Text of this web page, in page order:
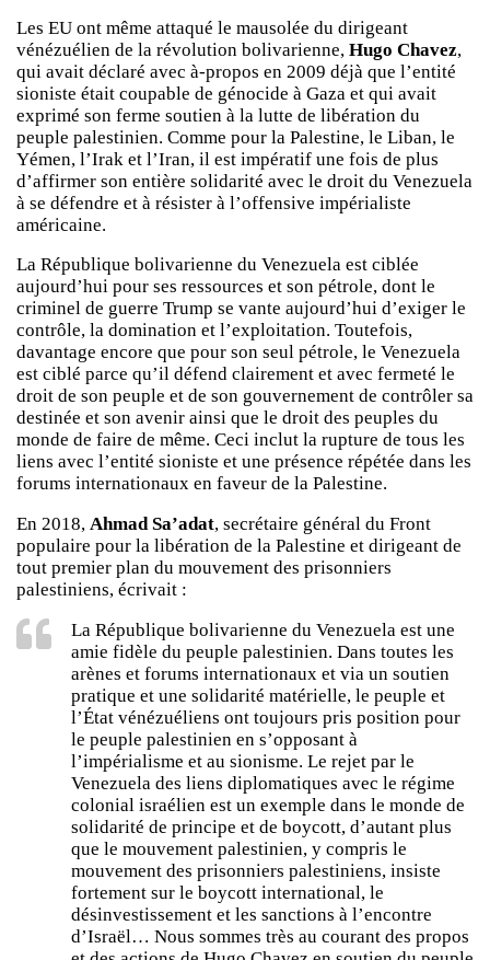
Les EU ont même attaqué le mausolée du dirigeant
vénézuélien de la révolution bolivarienne, Hugo Chavez,
qui avait déclaré avec à-propos en 2009 déjà que l’entité
sioniste était coupable de génocide à Gaza et qui avait
exprimé son ferme soutien à la lutte de libération du
peuple palestinien. Comme pour la Palestine, le Liban, le
Yémen, l’Irak et l’Iran, il est impératif une fois de plus
d’affirmer son entière solidarité avec le droit du Venezuela
à se défendre et à résister à l’offensive impérialiste
américaine.
La République bolivarienne du Venezuela est ciblée
aujourd’hui pour ses ressources et son pétrole, dont le
criminel de guerre Trump se vante aujourd’hui d’exiger le
contrôle, la domination et l’exploitation. Toutefois,
davantage encore que pour son seul pétrole, le Venezuela
est ciblé parce qu’il défend clairement et avec fermeté le
droit de son peuple et de son gouvernement de contrôler sa
destinée et son avenir ainsi que le droit des peuples du
monde de faire de même. Ceci inclut la rupture de tous les
liens avec l’entité sioniste et une présence répétée dans les
forums internationaux en faveur de la Palestine.
En 2018, Ahmad Sa’adat, secrétaire général du Front
populaire pour la libération de la Palestine et dirigeant de
tout premier plan du mouvement des prisonniers
palestiniens, écrivait :
La République bolivarienne du Venezuela est une
amie fidèle du peuple palestinien. Dans toutes les
arènes et forums internationaux et via un soutien
pratique et une solidarité matérielle, le peuple et
l’État vénézuéliens ont toujours pris position pour
le peuple palestinien en s’opposant à
l’impérialisme et au sionisme. Le rejet par le
Venezuela des liens diplomatiques avec le régime
colonial israélien est un exemple dans le monde de
solidarité de principe et de boycott, d’autant plus
que le mouvement palestinien, y compris le
mouvement des prisonniers palestiniens, insiste
fortement sur le boycott international, le
désinvestissement et les sanctions à l’encontre
d’Israël… Nous sommes très au courant des propos